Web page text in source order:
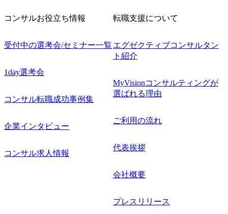
コンサルお役立ち情報
受付中の選考会/セミナー一覧
1day選考会
コンサル転職成功事例集
企業インタビュー
コンサル求人情報
転職支援について
エグゼクティブコンサルタン
ト紹介
MyVisionコンサルティングが
選ばれる理由
ご利用の流れ
代表挨拶
会社概要
プレスリリース